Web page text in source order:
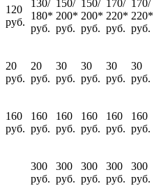
120
руб.
130/
180*
руб.
150/
200*
руб.
150/
200*
руб.
170/
220*
руб.
170/
220*
руб.
20
руб.
20
руб.
30
руб.
30
руб.
30
руб.
30
руб.
160
руб.
160
руб.
160
руб.
160
руб.
160
руб.
160
руб.
300
руб.
300
руб.
300
руб.
300
руб.
300
руб.